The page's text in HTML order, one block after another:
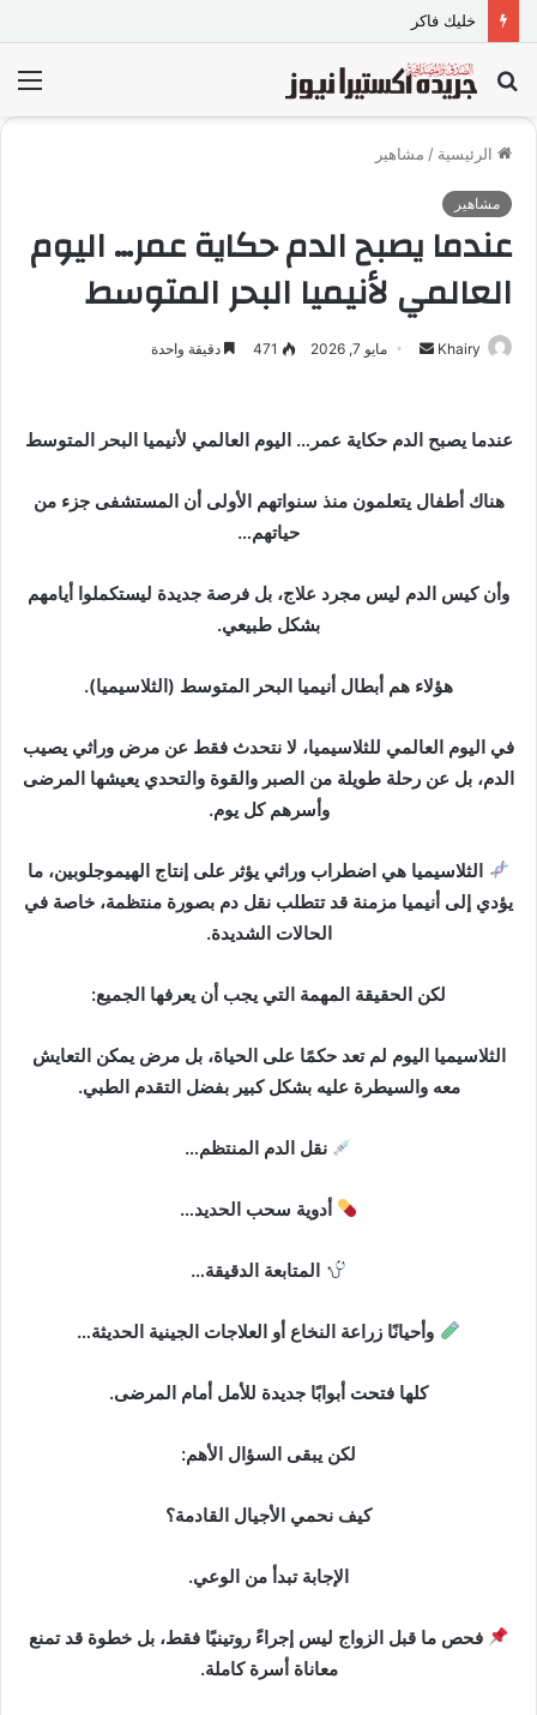
خليك فاكر
بحث
عن
الرئيسية / مشاهير
مشاهير
عندما يصبح الدم حكاية عمر… اليوم
العالمي لأنيميا البحر المتوسط
Khairy
ل
ت
و
ن
مايو 7, 2026 471 دقيقة واحدة
عندما يصبح الدم حكاية عمر… اليوم العالمي لأنيميا البحر المتوسط
هناك أطفال يتعلمون منذ سنواتهم الأولى أن المستشفى جزء من
حياتهم…
وأن كيس الدم ليس مجرد علاج، بل فرصة جديدة ليستكملوا أيامهم
بشكل طبيعي.
هؤلاء هم أبطال أنيميا البحر المتوسط (الثلاسيميا).
في اليوم العالمي للثلاسيميا، لا نتحدث فقط عن مرض وراثي يصيب
الدم، بل عن رحلة طويلة من الصبر والقوة والتحدي يعيشها المرضى
وأسرهم كل يوم.
الثلاسيميا هي اضطراب وراثي يؤثر على إنتاج الهيموجلوبين، ما
يؤدي إلى أنيميا مزمنة قد تتطلب نقل دم بصورة منتظمة، خاصة في
الحالات الشديدة.
لكن الحقيقة المهمة التي يجب أن يعرفها الجميع:
الثلاسيميا اليوم لم تعد حكمًا على الحياة، بل مرض يمكن التعايش
معه والسيطرة عليه بشكل كبير بفضل التقدم الطبي.
نقل الدم المنتظم…
أدوية سحب الحديد…
المتابعة الدقيقة…
وأحيانًا زراعة النخاع أو العلاجات الجينية الحديثة…
كلها فتحت أبوابًا جديدة للأمل أمام المرضى.
لكن يبقى السؤال الأهم:
كيف نحمي الأجيال القادمة؟
الإجابة تبدأ من الوعي.
فحص ما قبل الزواج ليس إجراءً روتينيًا فقط، بل خطوة قد تمنع
معاناة أسرة كاملة.